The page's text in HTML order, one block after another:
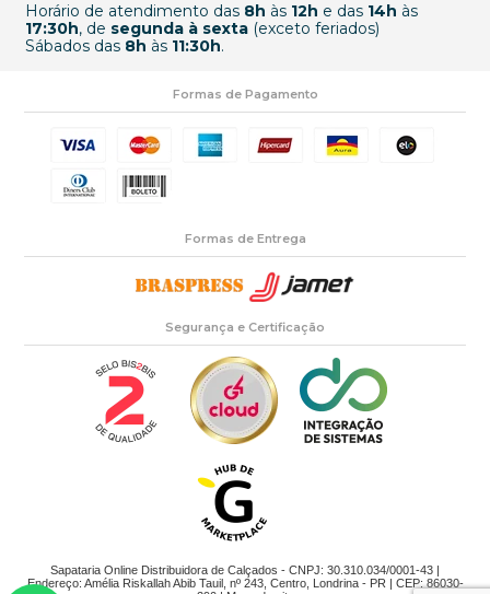
Horário de atendimento das 8h às 12h e das 14h às
17:30h, de segunda à sexta(exceto feriados)
Sábados das 8h às 11:30h.
Formas de Pagamento
Formas de Entrega
Segurança e Certificação
Sapataria Online Distribuidora de Calçados - CNPJ: 30.310.034/0001-43 |
Endereço: Amélia Riskallah Abib Tauil, nº 243, Centro, Londrina - PR | CEP: 86030-